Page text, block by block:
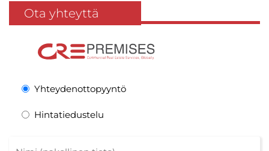
Ota yhteyttä
Yhteydenottopyyntö
Hintatiedustelu